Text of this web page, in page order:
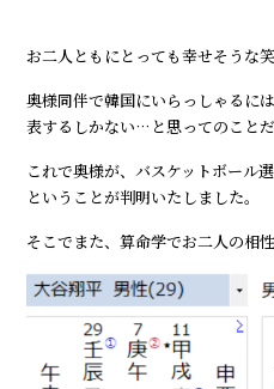
お二人ともにとっても幸せそうな
奥様同伴で韓国にいらっしゃるに
表するしかない…と思ってのことだ
これで奥様が、バスケットボール
ということが判明いたしました。
そこでまた、算命学でお二人の相